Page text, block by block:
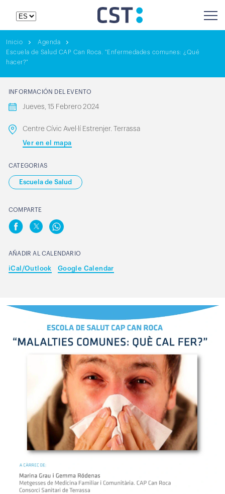
Inicio
Agenda
Escuela de Salud CAP Can Roca. "Enfermedades comunes: ¿Qué
hacer?"
INFORMACIÓN DEL EVENTO
Jueves, 15 Febrero 2024
Centre Cívic Avel·lí Estrenjer. Terrassa
Ver en el mapa
CATEGORIAS
Escuela de Salud
COMPARTE
AÑADIR AL CALENDARIO
iCal/Outlook Google Calendar